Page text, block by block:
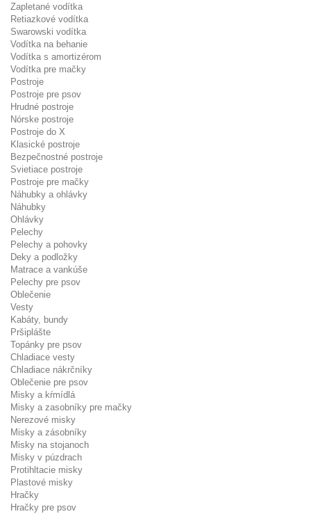
Zapletané vodítka
Retiazkové vodítka
Swarowski vodítka
Vodítka na behanie
Vodítka s amortizérom
Vodítka pre mačky
Postroje
Postroje pre psov
Hrudné postroje
Nórske postroje
Postroje do X
Klasické postroje
Bezpečnostné postroje
Svietiace postroje
Postroje pre mačky
Náhubky a ohlávky
Náhubky
Ohlávky
Pelechy
Pelechy a pohovky
Deky a podložky
Matrace a vankúše
Pelechy pre psov
Oblečenie
Vesty
Kabáty, bundy
Pršiplášte
Topánky pre psov
Chladiace vesty
Chladiace nákrčníky
Oblečenie pre psov
Misky a kŕmídlá
Misky a zasobníky pre mačky
Nerezové misky
Misky a zásobníky
Misky na stojanoch
Misky v púzdrach
Protihltacie misky
Plastové misky
Hračky
Hračky pre psov